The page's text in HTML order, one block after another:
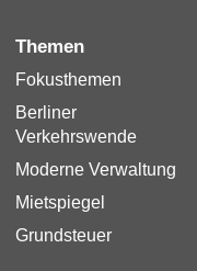
Themen
Fokusthemen
Berliner
Verkehrswende
Moderne Verwaltung
Mietspiegel
Grundsteuer